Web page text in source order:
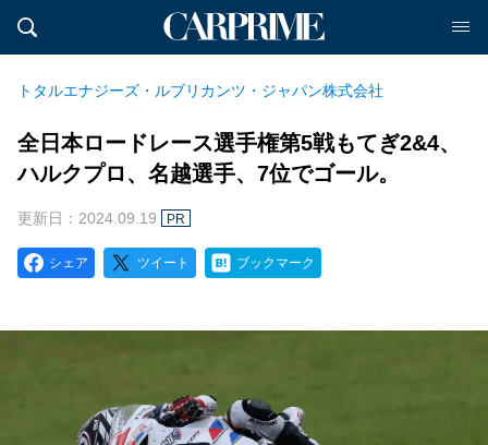
トタルエナジーズ・ルブリカンツ・ジャパン株式会社
全日本ロードレース選手権第5戦もてぎ2&4、
ハルクプロ、名越選手、7位でゴール。
更新日：2024.09.19 PR
シェア ツイート ブックマーク